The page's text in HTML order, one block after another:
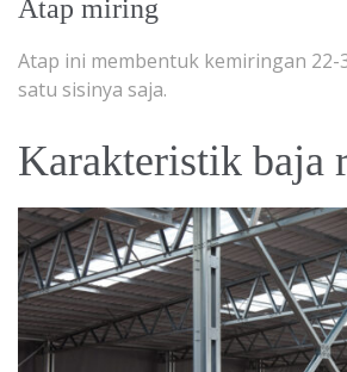
Atap miring
Atap ini membentuk kemiringan 22-
satu sisinya saja.
Karakteristik baja